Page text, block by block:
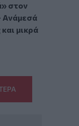
στον
Ανάμεσά
μικρά